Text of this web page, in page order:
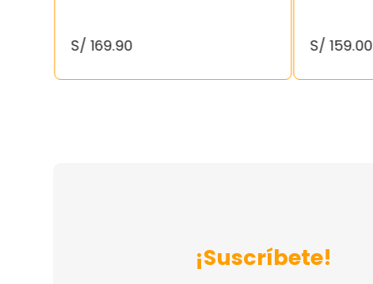
S/ 169.90 S/ 159.00
¡Suscríbete!